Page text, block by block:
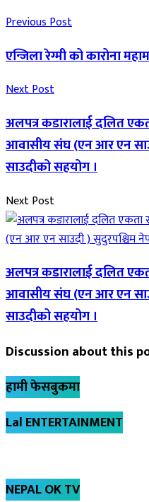
Previous Post
एन्जिला रेग्मी को कारोना
Next Post
अलपत्र कडारालाई दलित
आवासीय संघ (एन आर एन
साउदीको सहयोग ।
Next Post
अलपत्र कडारालाई दलित
आवासीय संघ (एन आर एन
साउदीको सहयोग ।
Discussion about this
हामी फेसबुकमा
Lal ENTERTAINMENT
NEPAL OK TV